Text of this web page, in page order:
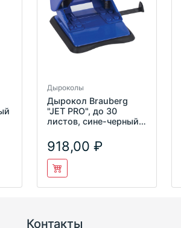
Дыроколы
Дырокол Brauberg
"JET PRO", до 30
листов, сине-черный,
918,00
Контакты